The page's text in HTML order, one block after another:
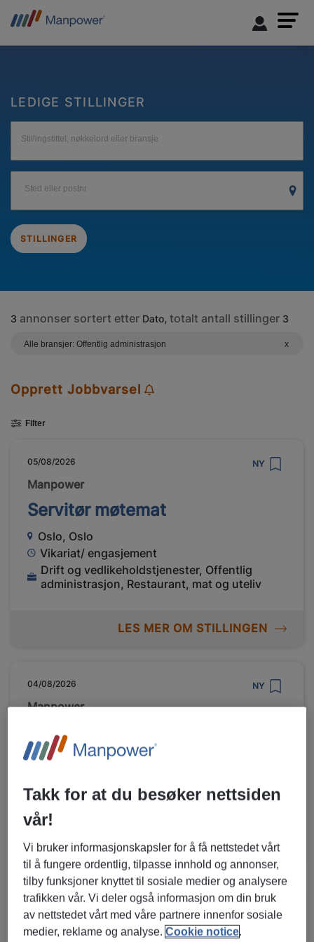
LEDIGE STILLINGER
Stillingstittel, nøkkelord eller bransje
Sted eller postnr
STILLINGER
3 annonser sortert etter Dato, totalt antall stillinger 3
Alle bransjer: Offentlig administrasjon x
Filter
Opprett Jobbvarsel
05/08/2026 NY
Manpower
Servitør møtemat
Oslo, Oslo
Vikariat/ engasjement
Drift og vedlikeholdstjenester, Offentlig
administrasjon, Restaurant, mat og uteliv
LES MER OM STILLINGEN
04/08/2026 NY
Manpower
Kjøkkenassistent / kokk
Bergen, Vestland
Offentlig administrasjon, Restaurant, mat
LES MER OM STILLINGEN
30/07/2026
Manpower
Takk for at du besøker nettsiden
vår!
Vi bruker informasjonskapsler for å få nettstedet vårt
til å fungere ordentlig, tilpasse innhold og annonser,
tilby funksjoner knyttet til sosiale medier og analysere
trafikken vår. Vi deler også informasjon om din bruk
av nettstedet vårt med våre partnere innenfor sosiale
medier, reklame og analyse.Cookie notice.